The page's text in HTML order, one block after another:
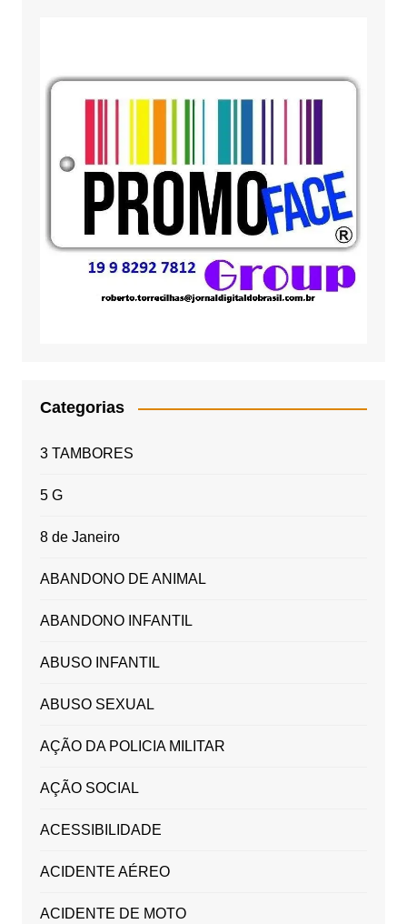
Categorias
3 TAMBORES
5 G
8 de Janeiro
ABANDONO DE ANIMAL
ABANDONO INFANTIL
ABUSO INFANTIL
ABUSO SEXUAL
AÇÃO DA POLICIA MILITAR
AÇÃO SOCIAL
ACESSIBILIDADE
ACIDENTE AÉREO
ACIDENTE DE MOTO